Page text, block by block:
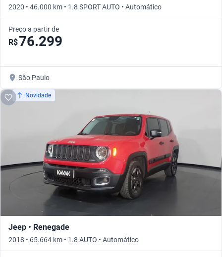
2020 • 46.000 km • 1.8 SPORT AUTO • Automático
Preço a partir de
R$76.299
São Paulo
Novidade
Jeep • Renegade
2018 • 65.664 km • 1.8 AUTO • Automático